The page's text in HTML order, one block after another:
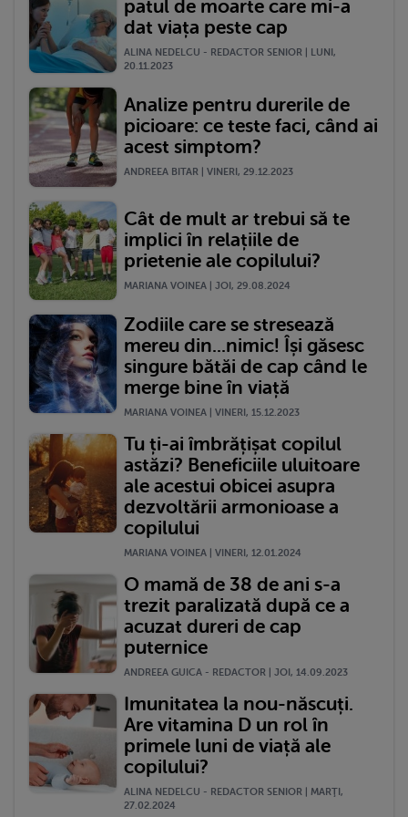
patul de moarte care mi-a
dat viața peste cap
ALINA NEDELCU - REDACTOR SENIOR | LUNI,
20.11.2023
Analize pentru durerile de
picioare: ce teste faci, când ai
acest simptom?
ANDREEA BITAR | VINERI, 29.12.2023
Cât de mult ar trebui să te
implici în relațiile de
prietenie ale copilului?
MARIANA VOINEA | JOI, 29.08.2024
Zodiile care se stresează
mereu din...nimic! Își găsesc
singure bătăi de cap când le
merge bine în viață
MARIANA VOINEA | VINERI, 15.12.2023
Tu ți-ai îmbrățișat copilul
astăzi? Beneficiile uluitoare
ale acestui obicei asupra
dezvoltării armonioase a
copilului
MARIANA VOINEA | VINERI, 12.01.2024
O mamă de 38 de ani s-a
trezit paralizată după ce a
acuzat dureri de cap
puternice
ANDREEA GUICA - REDACTOR | JOI, 14.09.2023
Imunitatea la nou-născuți.
Are vitamina D un rol în
primele luni de viață ale
copilului?
ALINA NEDELCU - REDACTOR SENIOR | MARŢI,
27.02.2024